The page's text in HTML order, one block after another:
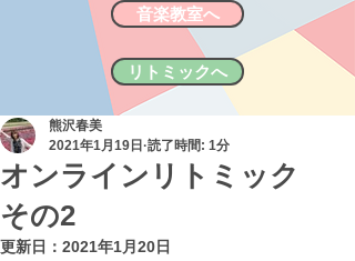
音楽教室へ
リトミックへ
オンラインリトミック
その2
熊沢春美
2021年1月19日 読了時間: 1分
更新日： 2021年1月20日